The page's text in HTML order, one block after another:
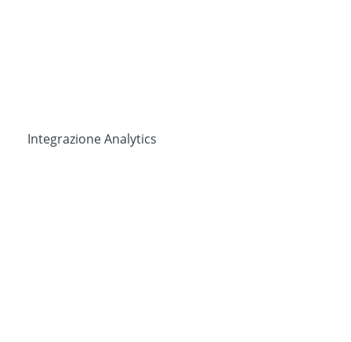
Integrazione Analytics